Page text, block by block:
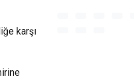
karşı